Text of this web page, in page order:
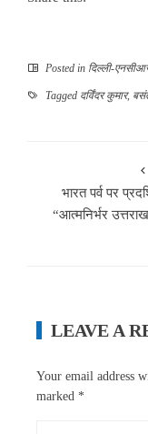
Posted in दिल्ली-
Tagged दर्विंदर कुमार,
भारत पर्व पर
“आत्मनिर्भर
LEAVE A
Your email address
marked *